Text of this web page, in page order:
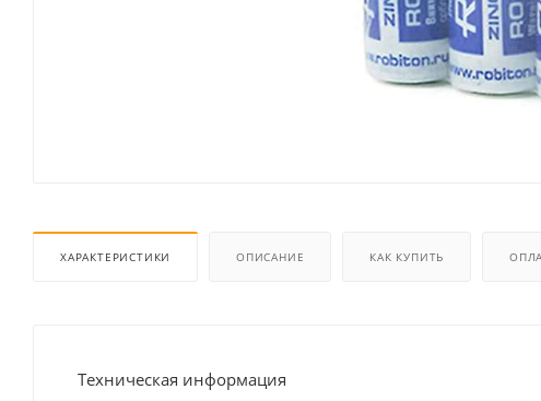
ХАРАКТЕРИСТИКИ ОПИСАНИЕ КАК КУПИТЬ
Техническая информация